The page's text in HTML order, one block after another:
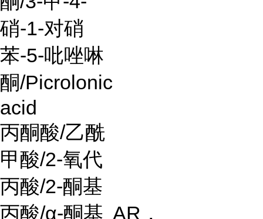
硝-1-对硝
苯-5-吡唑啉
酮/Picrolonic
acid
丙酮酸/乙酰
甲酸/2-氧代
丙酸/2-酮基
丙酸/α-酮基 AR ，